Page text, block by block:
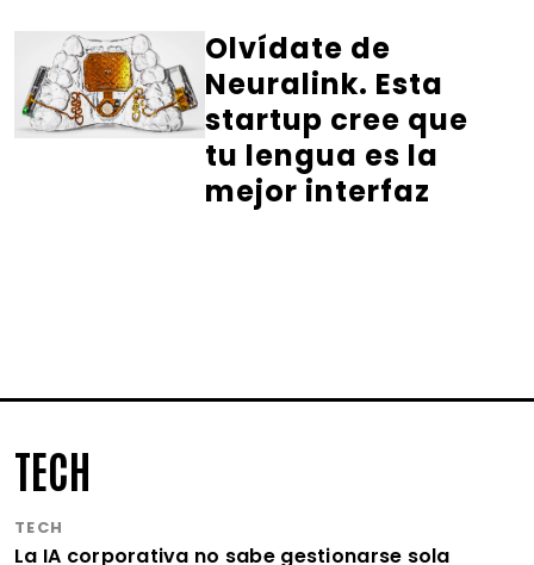
Olvídate de
Neuralink. Esta
startup cree que
tu lengua es la
mejor interfaz
TECH
TECH
La IA corporativa no sabe gestionarse sola